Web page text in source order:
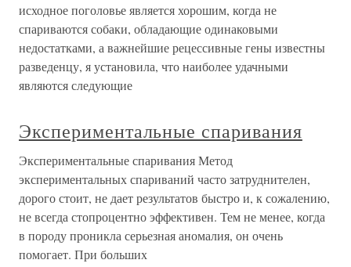
исходное поголовье является хорошим, когда не
спариваются собаки, обладающие одинаковыми
недостатками, а важнейшие рецессивные гены известны
разведенцу, я установила, что наиболее удачными
являются следующие
Экспериментальные спаривания
Экспериментальные спаривания Метод
экспериментальных спариваний часто затруднителен,
дорого стоит, не дает результатов быстро и, к сожалению,
не всегда стопроцентно эффективен. Тем не менее, когда
в породу проникла серьезная аномалия, он очень
помогает. При больших